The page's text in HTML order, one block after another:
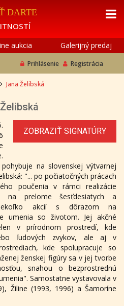
DARTE
aukcia Galerijný predaj
Prihlásenie Registrácia
Jana Želibská
ZOBRAZIŤ SIGNATÚRY
na slovenskej výtvarnej
"... po počiatočných prácach
poučenia v rámci realizácie
na prelome šesťdesiatych a
akcií s dôrazom na
umenia so životom. Jej akčné
v prírodnom prostredí, kde
ľudových zvykov, ale aj v
kde spolupracuje so
ženskej figúry sa v jej tvorbe
snahou o bezprostrednú
Samostatne vystavovala v
Žiline (1993, 1996) a Šamoríne